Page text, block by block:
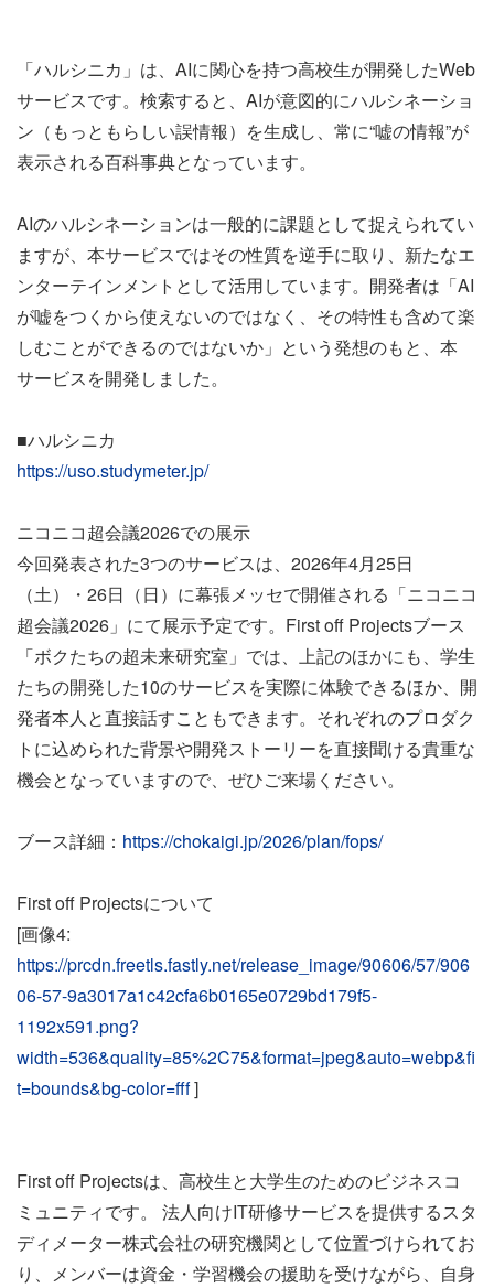
「ハルシニカ」は、AIに関心を持つ高校生が開発したWeb
サービスです。検索すると、AIが意図的にハルシネーショ
ン（もっともらしい誤情報）を生成し、常に“嘘の情報”が
表示される百科事典となっています。
AIのハルシネーションは一般的に課題として捉えられてい
ますが、本サービスではその性質を逆手に取り、新たなエ
ンターテインメントとして活用しています。開発者は「AI
が嘘をつくから使えないのではなく、その特性も含めて楽
しむことができるのではないか」という発想のもと、本
サービスを開発しました。
■ハルシニカ
https://uso.studymeter.jp/
ニコニコ超会議2026での展示
今回発表された3つのサービスは、2026年4月25日
（土）・26日（日）に幕張メッセで開催される「ニコニコ
超会議2026」にて展示予定です。First off Projectsブース
「ボクたちの超未来研究室」では、上記のほかにも、学生
たちの開発した10のサービスを実際に体験できるほか、開
発者本人と直接話すこともできます。それぞれのプロダク
トに込められた背景や開発ストーリーを直接聞ける貴重な
機会となっていますので、ぜひご来場ください。
ブース詳細： https://chokaigi.jp/2026/plan/fops/
First off Projectsについて
[画像4:
https://prcdn.freetls.fastly.net/release_image/90606/57/906
06-57-9a3017a1c42cfa6b0165e0729bd179f5-
1192x591.png?
width=536&quality=85%2C75&format=jpeg&auto=webp&fi
t=bounds&bg-color=fff]
First off Projectsは、高校生と大学生のためのビジネスコ
ミュニティです。 法人向けIT研修サービスを提供するスタ
ディメーター株式会社の研究機関として位置づけられてお
り、メンバーは資金・学習機会の援助を受けながら、自身